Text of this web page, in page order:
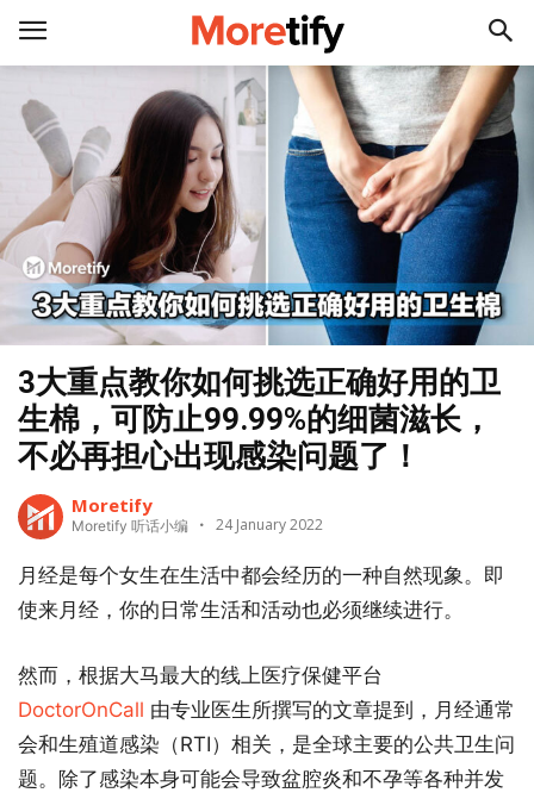
3大重点教你如何挑选正确好用的卫
生棉，可防止99.99%的细菌滋长，
不必再担心出现感染问题了！
Moretify
Moretify 听话小编 24 January 2022
月经是每个女生在生活中都会经历的一种自然现象。即
使来月经，你的日常生活和活动也必须继续进行。
然而，根据大马最大的线上医疗保健平台
DoctorOnCall 由专业医生所撰写的文章提到，月经通常
会和生殖道感染（RTI）相关，是全球主要的公共卫生问
题。除了感染本身可能会导致盆腔炎和不孕等各种并发